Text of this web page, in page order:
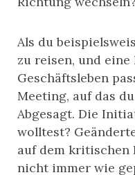
Als du
zu reisen, und eine
Geschäftsleben
Meeting, auf das
Abgesagt. Die
wolltest?
auf dem kritischen
nicht immer wie